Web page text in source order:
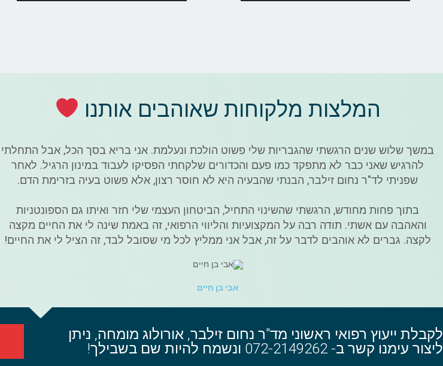
המלצות מלקוחות שאוהבים אותנו
במשך שלוש שנים הרגשתי שהגבריות שלי פשוט הולכת ונעלמת. אני בריא בסך הכל, אבל התחלתי
להרגיש שאני כבר לא מתפקד כמו פעם והכדורים שלקחתי הפסיקו לעבוד במינון הרגיל. לאחר
שפניתי לד"ר נחום זילבר, הבנתי שהבעיה היא לא חוסר רצון, אלא פשוט בעיה בזרימת הדם.
בתוך פחות מחודש, הרגשתי שהשינוי התחיל, הביטחון העצמי שלי חזר ואיתו גם הספונטניות
והאהבה עם אשתי. תודה רבה על המקצועיות והליווי הרפואי, זה באמת שינה לי את החיים מקצה
לקצה. גברים לא אוהבים לדבר על זה, אבל אני ממליץ לכל מי שסובל לבד, זה הציל לי את החיים!
אבי בן חיים
לקבלת ייעוץ רפואי ראשוני מד"ר נחום זילבר, אורולוג מומחה, ניתן
ליצור עימנו קשר ב- 072-2149262 ונשמח להיות שם בשבילך!